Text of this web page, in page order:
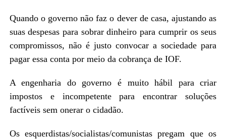
Quando o governo não faz o dever de casa, ajustando as
suas despesas para sobrar dinheiro para cumprir os seus
compromissos, não é justo convocar a sociedade para
pagar essa conta por meio da cobrança de IOF.
A engenharia do governo é muito hábil para criar
impostos e incompetente para encontrar soluções
factíveis sem onerar o cidadão.
Os esquerdistas/socialistas/comunistas pregam que os